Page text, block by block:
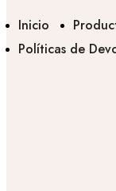
Inicio
Políticas de